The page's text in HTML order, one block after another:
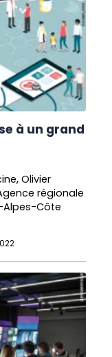
à un grand
Olivier
régionale
Alpes-Côte